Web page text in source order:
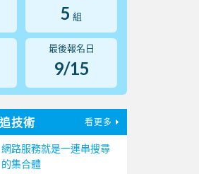
5 組
最後報名日
9/15
技術 看更多
網路服務就是一連串搜尋
的集合體